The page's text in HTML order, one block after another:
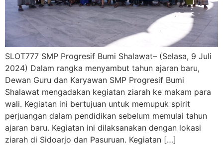
SLOT777 SMP Progresif Bumi Shalawat– (Selasa, 9 Juli
2024) Dalam rangka menyambut tahun ajaran baru,
Dewan Guru dan Karyawan SMP Progresif Bumi
Shalawat mengadakan kegiatan ziarah ke makam para
wali. Kegiatan ini bertujuan untuk memupuk spirit
perjuangan dalam pendidikan sebelum memulai tahun
ajaran baru. Kegiatan ini dilaksanakan dengan lokasi
ziarah di Sidoarjo dan Pasuruan. Kegiatan […]